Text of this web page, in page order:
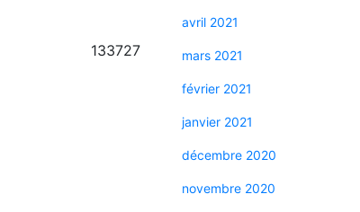
133727
avril 2021
mars 2021
février 2021
janvier 2021
décembre 2020
novembre 2020